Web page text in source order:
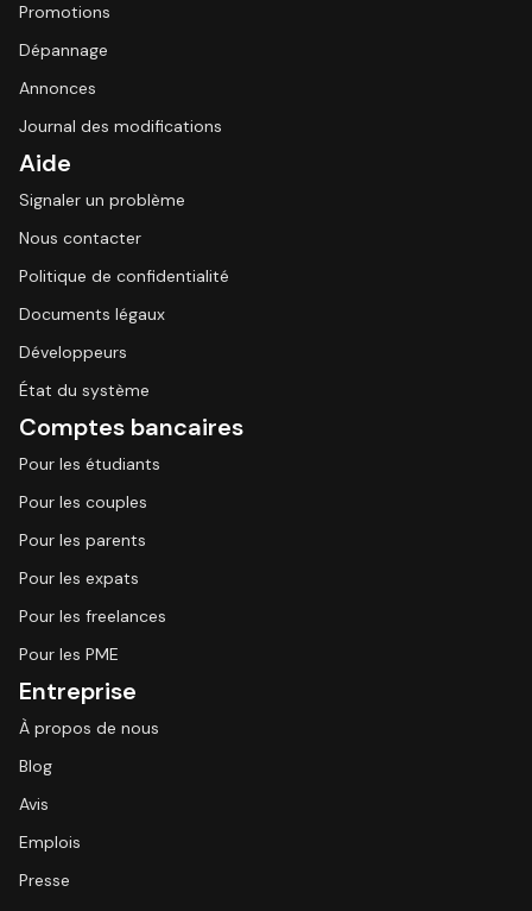
Promotions
Dépannage
Annonces
Journal des modifications
Aide
Signaler un problème
Nous contacter
Politique de confidentialité
Documents légaux
Développeurs
État du système
Comptes bancaires
Pour les étudiants
Pour les couples
Pour les parents
Pour les expats
Pour les freelances
Pour les PME
Entreprise
À propos de nous
Blog
Avis
Emplois
Presse